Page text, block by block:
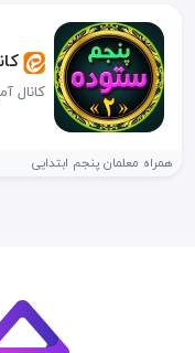
کانال
همراه معلمان پنجم ابتدایی